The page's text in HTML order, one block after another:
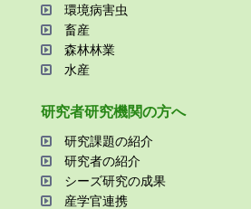
環境病害⾍
畜産
森林林業
⽔産
研究者研究機関の⽅へ
研究課題の紹介
研究者の紹介
シーズ研究の成果
産学官連携